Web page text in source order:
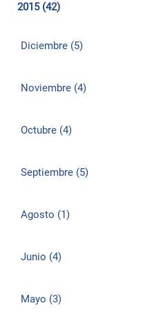
2015 (42)
Diciembre (5)
Noviembre (4)
Octubre (4)
Septiembre (5)
Agosto (1)
Junio (4)
Mayo (3)